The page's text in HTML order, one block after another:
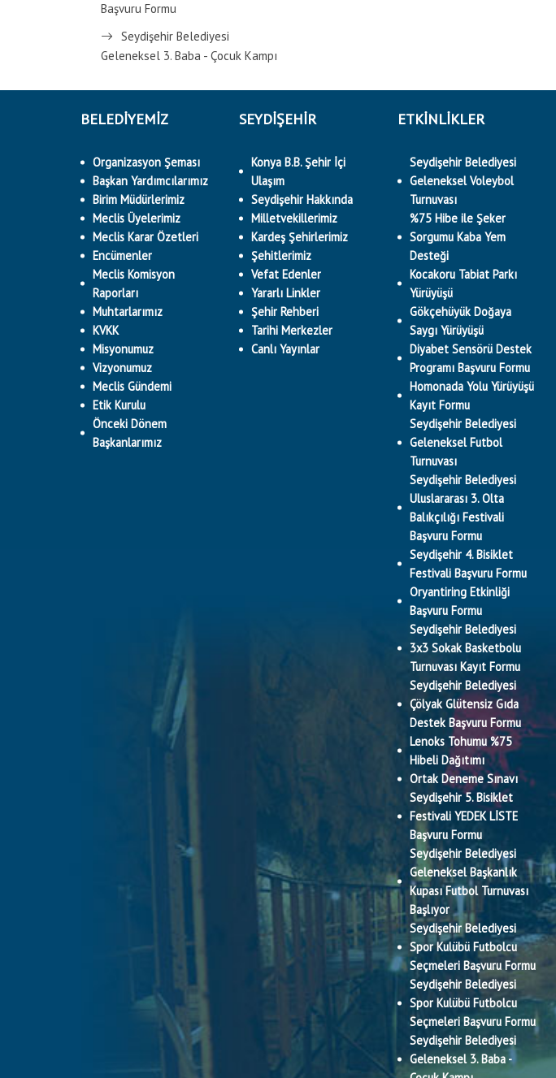
Başvuru Formu
Seydişehir Belediyesi
Geleneksel 3. Baba - Çocuk Kampı
BELEDİYEMİZ
Organizasyon Şeması
Başkan Yardımcılarımız
Birim Müdürlerimiz
Meclis Üyelerimiz
Meclis Karar Özetleri
Encümenler
Meclis Komisyon
Raporları
Muhtarlarımız
KVKK
Misyonumuz
Vizyonumuz
Meclis Gündemi
Etik Kurulu
Önceki Dönem
Başkanlarımız
SEYDİŞEHİR
Konya B.B. Şehir İçi
Ulaşım
Seydişehir Hakkında
Milletvekillerimiz
Kardeş Şehirlerimiz
Şehitlerimiz
Vefat Edenler
Yararlı Linkler
Şehir Rehberi
Tarihi Merkezler
Canlı Yayınlar
ETKINLIKLER
Seydişehir Belediyesi
Geleneksel Voleybol
Turnuvası
%75 Hibe ile Şeker
Sorgumu Kaba Yem
Desteği
Kocakoru Tabiat Parkı
Yürüyüşü
Gökçehüyük Doğaya
Saygı Yürüyüşü
Diyabet Sensörü Destek
Programı Başvuru Formu
Homonada Yolu Yürüyüşü
Kayıt Formu
Seydişehir Belediyesi
Geleneksel Futbol
Turnuvası
Seydişehir Belediyesi
Uluslararası 3. Olta
Balıkçılığı Festivali
Başvuru Formu
Seydişehir 4. Bisiklet
Festivali Başvuru Formu
Oryantiring Etkinliği
Başvuru Formu
Seydişehir Belediyesi
3x3 Sokak Basketbolu
Turnuvası Kayıt Formu
Seydişehir Belediyesi
Çölyak Glütensiz Gıda
Destek Başvuru Formu
Lenoks Tohumu %75
Hibeli Dağıtımı
Ortak Deneme Sınavı
Seydişehir 5. Bisiklet
Festivali YEDEK LİSTE
Başvuru Formu
Seydişehir Belediyesi
Geleneksel Başkanlık
Kupası Futbol Turnuvası
Başlıyor
Seydişehir Belediyesi
Spor Kulübü Futbolcu
Seçmeleri Başvuru Formu
Seydişehir Belediyesi
Spor Kulübü Futbolcu
Seçmeleri Başvuru Formu
Seydişehir Belediyesi
Geleneksel 3. Baba -